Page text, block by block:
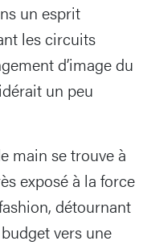
un esprit
les circuits
d’image du
un peu
main se trouve à
exposé à la force
détournant
vers une